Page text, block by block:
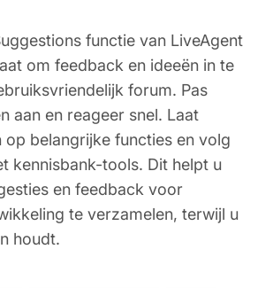
functie van LiveAgent
om feedback en ideeën in te
forum. Pas
aan en reageer snel. Laat
op belangrijke functies en volg
kennisbank-tools. Dit helpt u
en feedback voor
te verzamelen, terwijl u
houdt.